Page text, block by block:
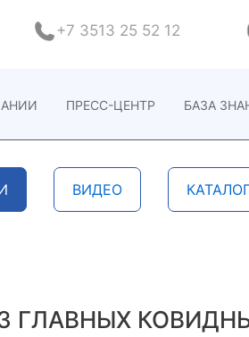
+7 3513 25 52 12
ПРЕСС-ЦЕНТР БАЗА
ВИДЕО
ГЛАВНЫХ